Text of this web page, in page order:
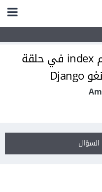
الحصول على رقم index في حلقة